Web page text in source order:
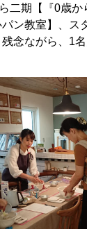
二期【『0歳か
ン教室】、ス
念ながら、1